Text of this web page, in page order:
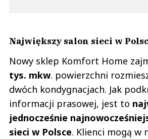
Największy salon sieci w
Nowy sklep Komfort Home
tys. mkw. powierzchni
dwóch kondygnacjach. Jak
informacji prasowej, jest to
jednocześnie
sieci w Polsce. Klienci mogą w